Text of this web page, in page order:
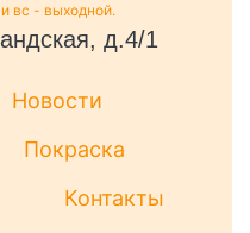
вс - выходной.
д.4/1
Новости
Покраска
Контакты